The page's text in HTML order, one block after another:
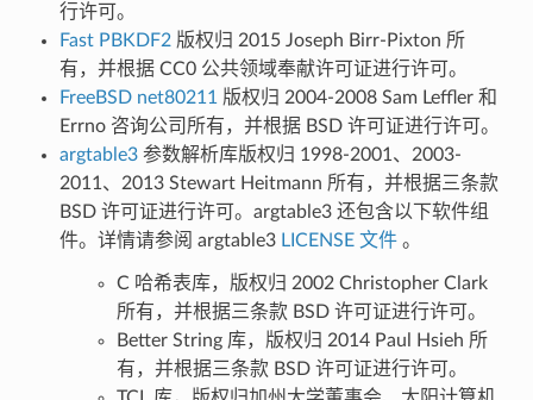
行许可。
Fast PBKDF2 版权归 2015 Joseph Birr-Pixton 所
有，并根据 CC0 公共领域奉献许可证进行许可。
FreeBSD net80211 版权归 2004-2008 Sam Leffler 和
Errno 咨询公司所有，并根据 BSD 许可证进行许可。
argtable3参数解析库版权归 1998-2001、2003-
2011、2013 Stewart Heitmann 所有，并根据三条款
BSD 许可证进行许可。argtable3 还包含以下软件组
件。详情请参阅 argtable3 LICENSE 文件 。
C 哈希表库，版权归 2002 Christopher Clark
所有，并根据三条款 BSD 许可证进行许可。
Better String 库，版权归 2014 Paul Hsieh 所
有，并根据三条款 BSD 许可证进行许可。